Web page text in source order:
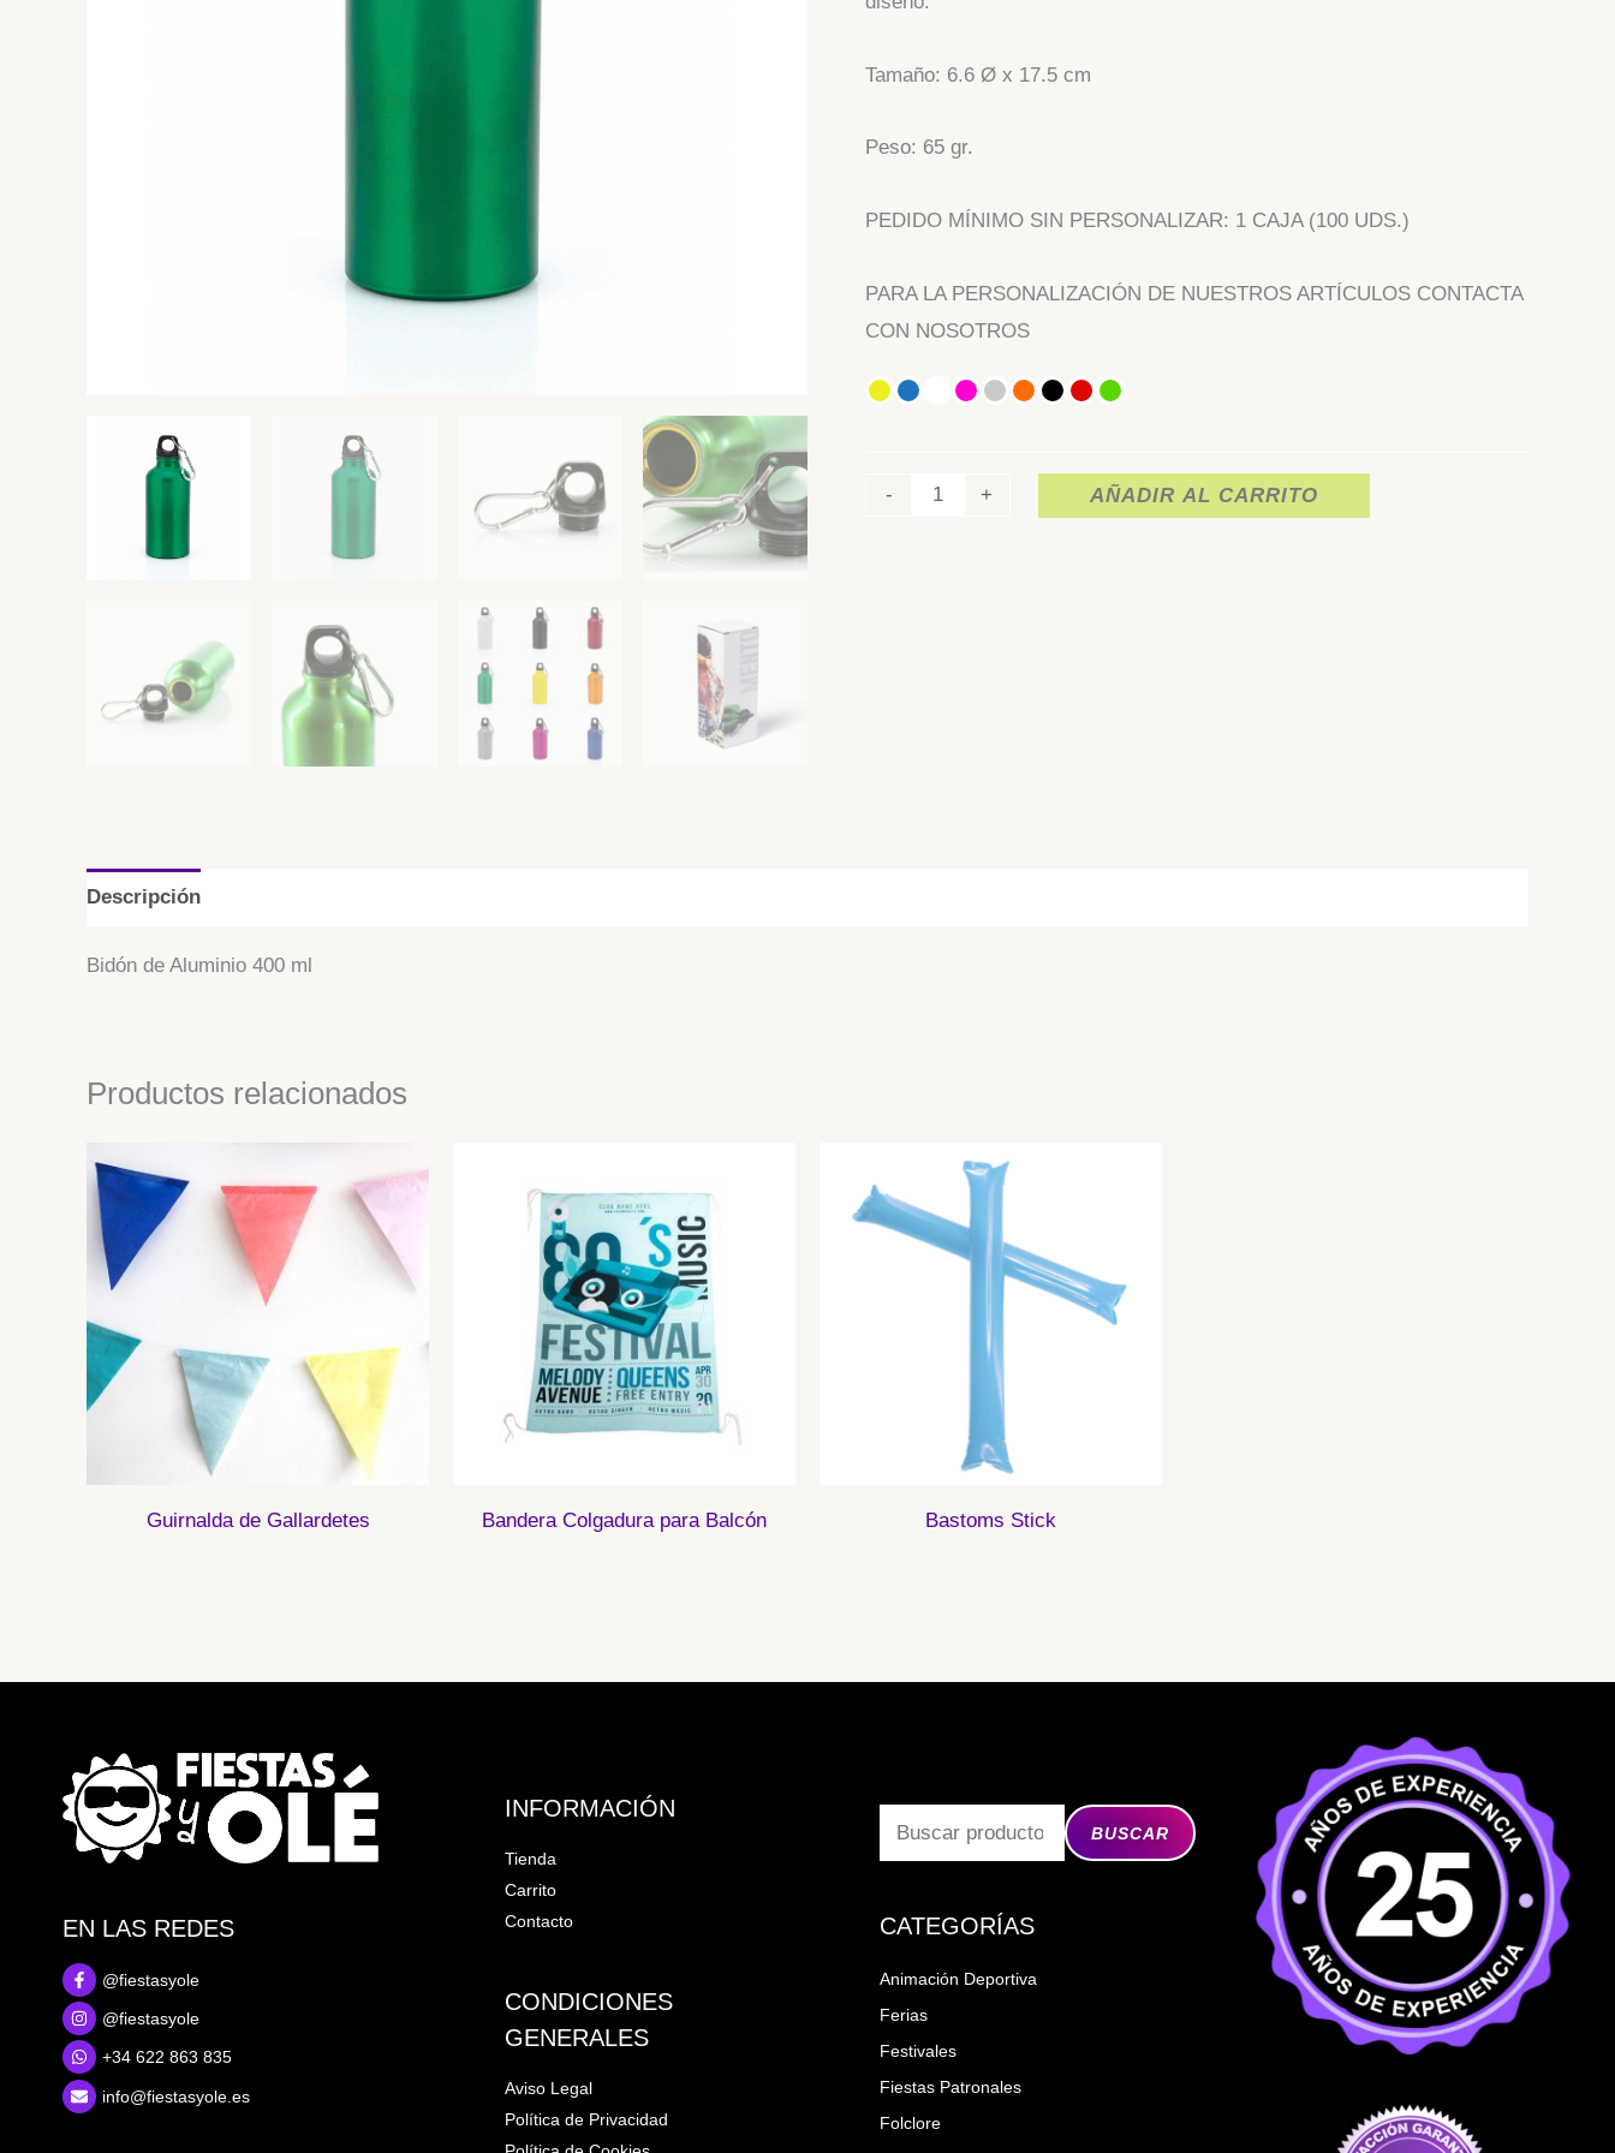
Tamaño: 6.6 Ø x 17.5 cm
Peso: 65 gr.
PEDIDO MÍNIMO SIN PERSONALIZAR: 1 CAJA (100 UDS.)
PARA LA PERSONALIZACIÓN DE NUESTROS ARTÍCULOS CONTACTA
CON NOSOTROS
- + AÑADIR AL CARRITO
Descripción
Bidón de Aluminio 400 ml
Productos relacionados
Guirnalda de Gallardetes Bandera Colgadura para Balcón Bastoms Stick
EN LAS REDES
@fiestasyole
@fiestasyole
+34 622 863 835
info@fiestasyole.es
INFORMACIÓN
Tienda
Carrito
Contacto
CONDICIONES
GENERALES
Aviso Legal
Política de Privacidad
BUSCAR
CATEGORÍAS
Animación Deportiva
Ferias
Festivales
Fiestas Patronales
Folclore